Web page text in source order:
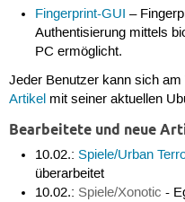
Fingerprint-GUI –
Authentisierung mittels
PC ermöglicht.
Jeder Benutzer kann sich am
Artikelmit seiner aktuellen
Bearbeitete und neue
10.02.:Spiele/Urban
überarbeitet
10.02.: Spiele/Xonotic -